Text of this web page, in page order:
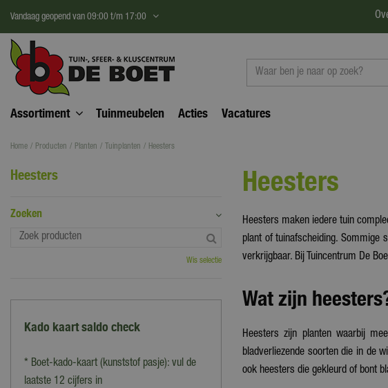
content
Home Producten Planten Tuinplanten Heesters
Vandaag geopend van 09:00 t/m 17:00
Assortiment Tuinmeubelen Acties Vacatures
Heesters
Heesters maken iedere tuin
plant of tuinafscheiding. Sommige
verkrijgbaar. Bij Tuincentrum De
Wat zijn
Heesters zijn planten waarbij
bladverliezende soorten die in de
ook heesters die gekleurd of bont
Heesters
Zoeken
Wis selectie
Kado kaart saldo check
* Boet-kado-kaart (kunststof pasje): vul de
laatste 12 cijfers in